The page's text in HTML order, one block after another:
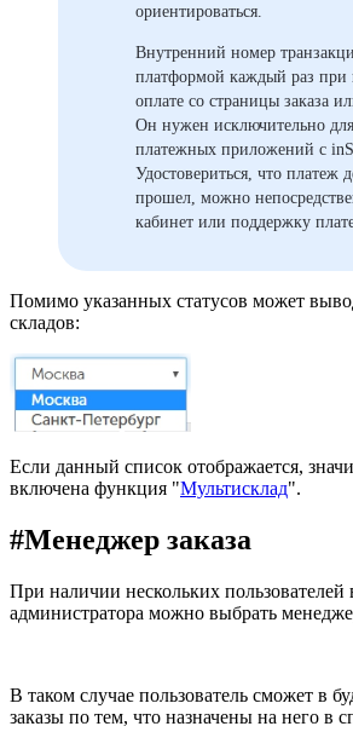
ориентироваться.
Внутренний номер
платформой каждый раз при
оплате со страницы заказа
Он нужен исключительно
платежных приложений с
Удостовериться, что платеж
прошел, можно
кабинет или поддержку
Помимо указанных статусов может
складов:
Если данный список отображается,
включена функция "Мультисклад".
#Менеджер заказа
При наличии нескольких пользователей
администратора можно выбрать
В таком случае пользователь сможет в
заказы по тем, что назначены на него в